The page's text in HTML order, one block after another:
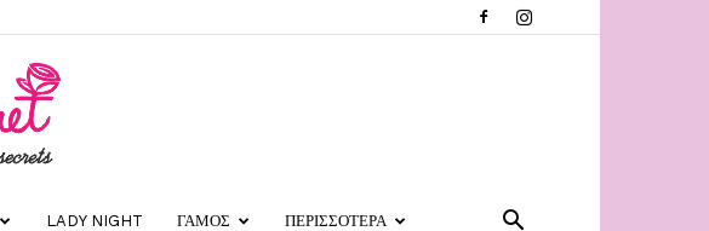
LADY NIGHT ΓΑΜΟΣ ΠΕΡΙΣΣΟΤΕΡΑ